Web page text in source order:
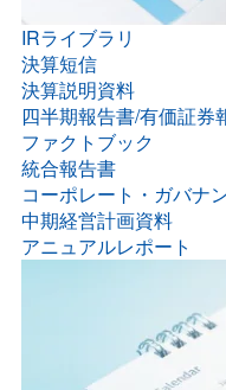
IRライブラリ
決算短信
決算説明資料
四半期報告書/有価証券
ファクトブック
統合報告書
コーポレート・ガバナ
中期経営計画資料
アニュアルレポート